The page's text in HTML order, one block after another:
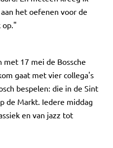
het oefenen voor de
op."
met 17 mei de Bossche
gaat met vier collega's
bespelen: die in de Sint
de Markt. Iedere middag
en van jazz tot